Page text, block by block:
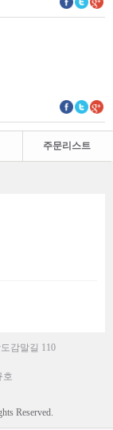
주문리스트
감말길 110
호
Reserved.